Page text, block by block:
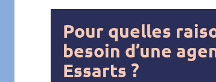
Pour quelles
besoin d’une
Essarts ?